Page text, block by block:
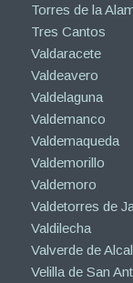
Torres de la
Tres Cantos
Valdaracete
Valdeavero
Valdelaguna
Valdemanco
Valdemaqueda
Valdemorillo
Valdemoro
Valdetorres de
Valdilecha
Valverde de
Velilla de San